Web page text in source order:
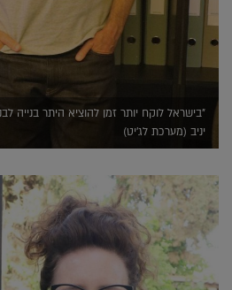
"בישראל לוקח יותר זמן להוציא היתר בנייה
יניב (מערכת לג'יט)